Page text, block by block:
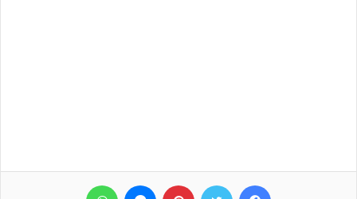
فيسبوك تويتر بينتيريست ماسنجر